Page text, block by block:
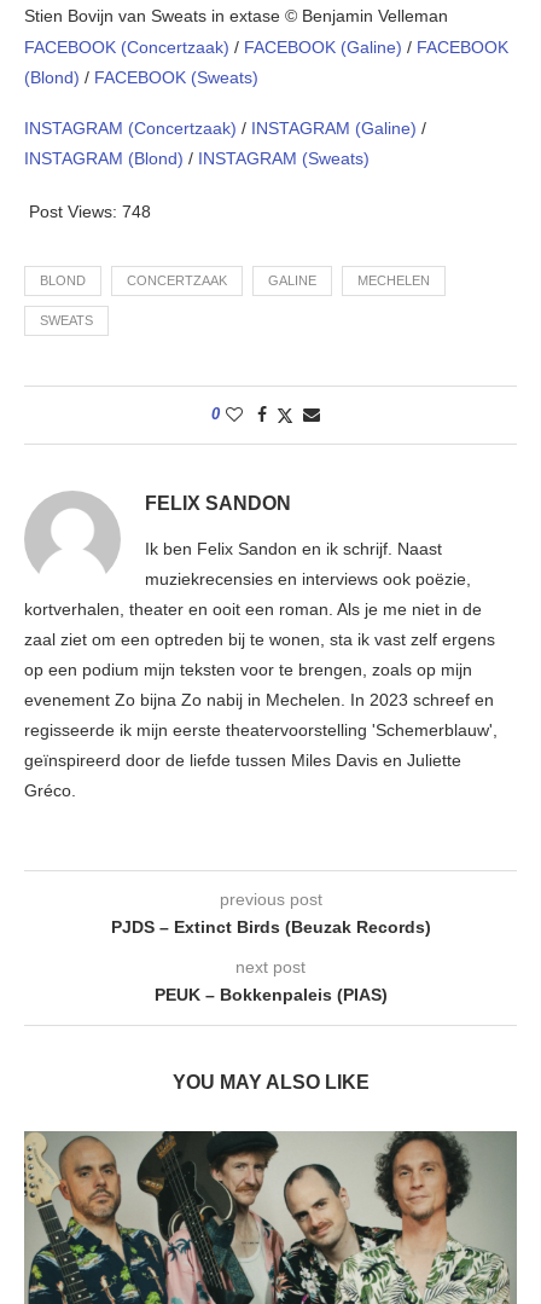
Stien Bovijn van Sweats in extase © Benjamin Velleman
FACEBOOK (Concertzaak) / FACEBOOK (Galine) / FACEBOOK
(Blond) / FACEBOOK (Sweats)
INSTAGRAM (Concertzaak) / INSTAGRAM (Galine) /
INSTAGRAM (Blond) / INSTAGRAM (Sweats)
Post Views: 748
BLOND CONCERTZAAK GALINE MECHELEN
SWEATS
0
FELIX SANDON
Ik ben Felix Sandon en ik schrijf. Naast
muziekrecensies en interviews ook poëzie,
kortverhalen, theater en ooit een roman. Als je me niet in de
zaal ziet om een optreden bij te wonen, sta ik vast zelf ergens
op een podium mijn teksten voor te brengen, zoals op mijn
evenement Zo bijna Zo nabij in Mechelen. In 2023 schreef en
regisseerde ik mijn eerste theatervoorstelling 'Schemerblauw',
geïnspireerd door de liefde tussen Miles Davis en Juliette
Gréco.
previous post
PJDS – Extinct Birds (Beuzak Records)
next post
PEUK – Bokkenpaleis (PIAS)
YOU MAY ALSO LIKE